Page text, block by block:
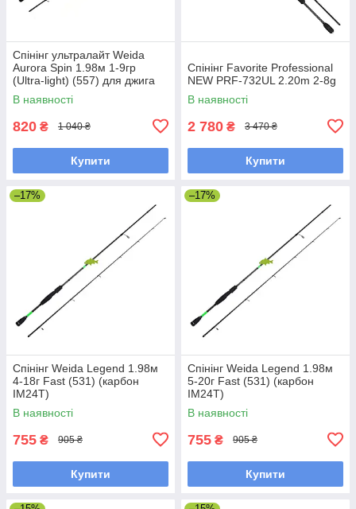
Спінінг ультралайт Weida
Aurora Spin 1.98м 1-9гр
(Ultra-light) (557) для джига
В наявності
820 ₴ 1 040 ₴
Купити
Спінінг Favorite Professional
NEW PRF-732UL 2.20m 2-8g
В наявності
2 780 ₴ 3 470 ₴
Купити
–17%
Спінінг Weida Legend 1.98м
4-18г Fast (531) (карбон
IM24T)
В наявності
755 ₴ 905 ₴
Купити
–17%
Спінінг Weida Legend 1.98м
5-20г Fast (531) (карбон
IM24T)
В наявності
755 ₴ 905 ₴
Купити